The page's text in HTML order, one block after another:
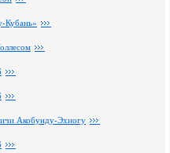
Кубань»
Акобунду-Эхиогу